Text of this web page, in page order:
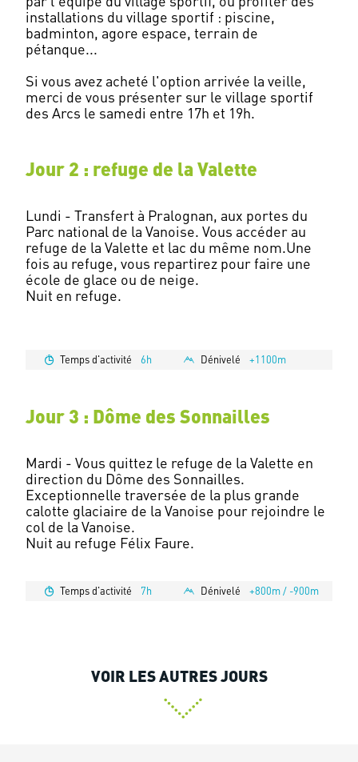
installations du village sportif : piscine,
badminton, agore espace, terrain de
pétanque...
Si vous avez acheté l'option arrivée la veille,
merci de vous présenter sur le village sportif
Jour 2 : refuge de la Valette
Lundi - Transfert à Pralognan, aux portes du
Parc national de la Vanoise. Vous accéder au
refuge de la Valette et lac du même nom.Une
fois au refuge, vous repartirez pour faire une
école de glace ou de neige.
Nuit en refuge.
Temps d'activité 6h Dénivelé +1100m
Jour 3 : Dôme des Sonnailles
Mardi - Vous quittez le refuge de la Valette en
direction du Dôme des Sonnailles.
Exceptionnelle traversée de la plus grande
calotte glaciaire de la Vanoise pour rejoindre le
col de la Vanoise.
Nuit au refuge Félix Faure.
Temps d'activité 7h Dénivelé +800m / -900m
VOIR LES AUTRES JOURS